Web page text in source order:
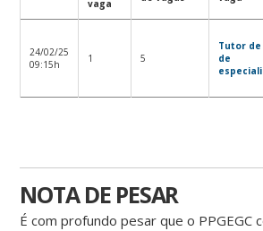
vaga
24/02/25
09:15h
1 5
Tutor
de
NOTA DE PESAR
É com profundo pesar que o PPGEGC